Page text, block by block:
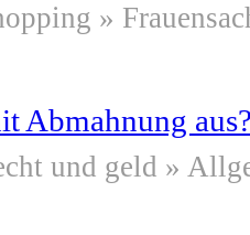
»
Abmahnung
und geld »